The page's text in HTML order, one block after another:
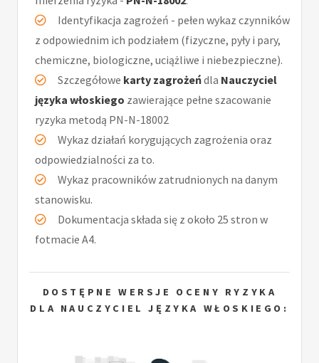
Identyfikacja zagrożeń - pełen wykaz czynników
z odpowiednim ich podziałem (fizyczne, pyły i pary,
chemiczne, biologiczne, uciążliwe i niebezpieczne).
Szczegółowe karty zagrożeńdla Nauczyciel
języka włoskiego zawierające pełne szacowanie
ryzyka metodą PN-N-18002
Wykaz działań korygujących zagrożenia oraz
odpowiedzialności za to.
Wykaz pracowników zatrudnionych na danym
stanowisku.
Dokumentacja składa się z około 25 stron w
fotmacie A4.
DOSTĘPNE WERSJE OCENY RYZYKA
DLA NAUCZYCIEL JĘZYKA WŁOSKIEGO: